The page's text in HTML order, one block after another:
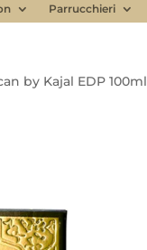
Parrucchieri
by Kajal EDP 100ml